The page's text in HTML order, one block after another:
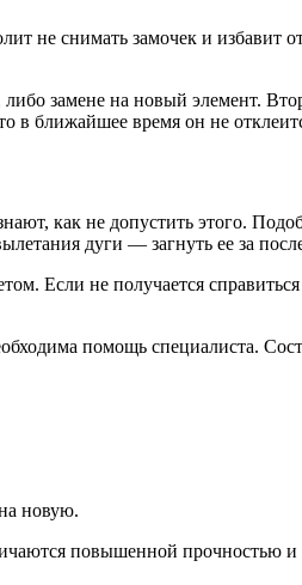
не снимать замочек и избавит
замене на новый элемент.
в ближайшее время он не
как не допустить этого.
дуги — загнуть ее за
Если не получается
помощь специалиста.
новую.
повышенной прочностью и